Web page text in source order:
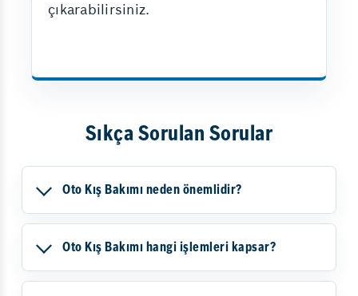
çıkarabilirsiniz.
Sıkça Sorulan Sorular
Oto Kış Bakımı neden önemlidir?
Oto Kış Bakımı hangi işlemleri kapsar?